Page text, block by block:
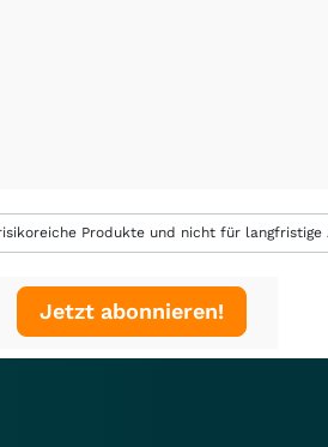
Produkte und nicht für langfristige
Jetzt abonnieren!